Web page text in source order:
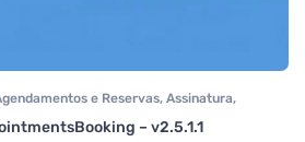
e Reservas, Assinatura,
Elementor Pro Plugins Todos os itens
– v2.5.1.1